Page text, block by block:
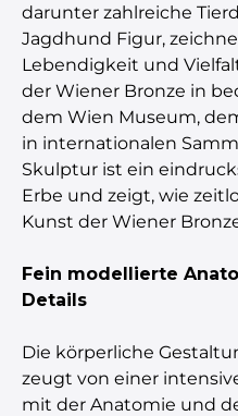
darunter zahlreiche
Jagdhund Figur,
Lebendigkeit und
der Wiener Bronze in
dem Wien Museum,
in internationalen
Skulptur ist ein
Erbe und zeigt, wie
Kunst der Wiener
Fein modellierte
Details
Die körperliche
zeugt von einer
mit der Anatomie und